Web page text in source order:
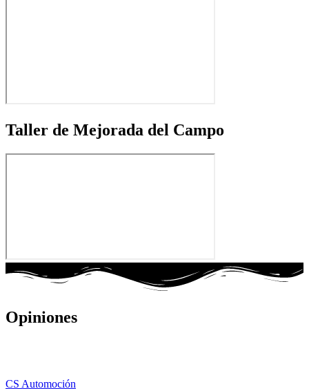
Taller de Mejorada del Campo
Opiniones
CS Automoción